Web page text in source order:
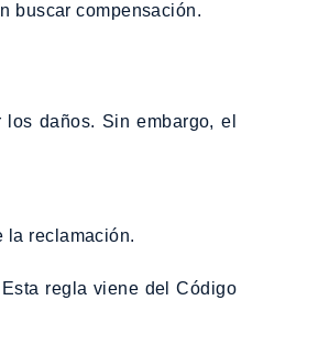
buscar compensación.
daños. Sin embargo, el
la reclamación.
regla viene del Código